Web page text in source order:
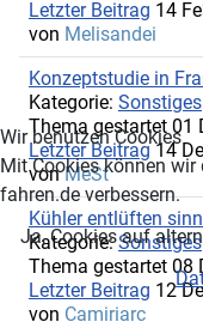
Letzter Beitrag 14
von Melisandei
Konzeptstudie in
Kategorie: Sonstiges
Thema gestartet 01
Letzter Beitrag14
vonMeSt
Kühler entlüften
Kategorie:Sonstiges
Thema gestartet 08
Letzter Beitrag 12
von Camiriarc
Wir benutzen Cookies
Mit Cookies können
fahren.de verbessern.
Ja, Cookies auf